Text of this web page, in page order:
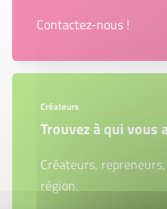
Contactez-nous !
Créateurs
Trouvez à qui vous
Créateurs,
région.